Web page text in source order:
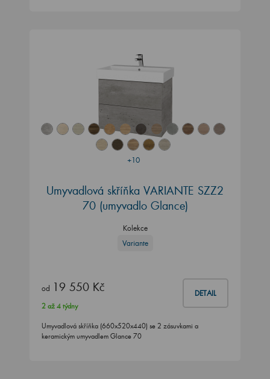
+10
Umyvadlová skříňka VARIANTE SZZ2
70 (umyvadlo Glance)
Kolekce
Variante
od 19 550 Kč DETAIL
2 až 4 týdny
Umyvadlová skříňka (660x520x440) se 2 zásuvkami a
keramickým umyvadlem Glance 70